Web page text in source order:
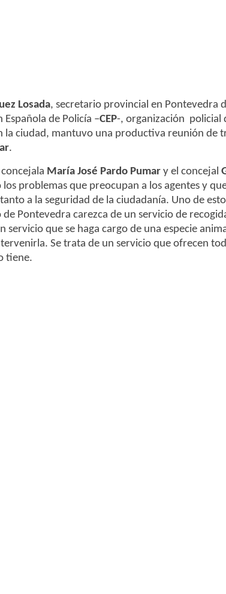
Losada, secretario provincial en Pontevedra
Española de Policía –CEP-, organización policial
la ciudad, mantuvo una productiva reunión de
.
María José Pardo Pumar y el concejal
problemas que preocupan a los agentes y
a la seguridad de la ciudadanía. Uno de
Pontevedra carezca de un servicio de
servicio que se haga cargo de una especie
Se trata de un servicio que ofrecen
tiene.